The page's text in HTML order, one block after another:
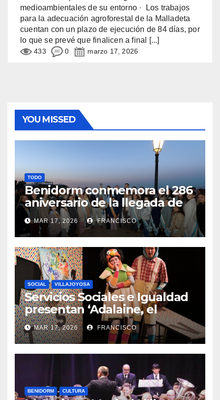
medioambientales de su entorno · Los trabajos
para la adecuación agroforestal de la Malladeta
cuentan con un plazo de ejecución de 84 días, por
lo que se prevé que finalicen a final
[...]
433 0 marzo 17, 2026
YOU MISSED
TODO
Benidorm conmemora el 286
aniversario de la llegada de
su patrona, la Virgen del
Sufragio
MAR 17, 2026 FRANCISCO
SOCIAL VILLAJOYOSA
Servicios Sociales e Igualdad
presentan ‘Adalaine, el
musical de moda’ en la Vila
Joiosa para visibilizar los
éxitos de las mujeres en la
industria de la confección
MAR 17, 2026 FRANCISCO
BENIDORM CULTURA